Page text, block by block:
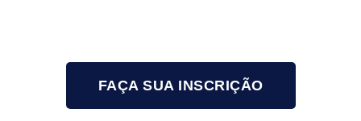
FAÇA SUA INSCRIÇÃO